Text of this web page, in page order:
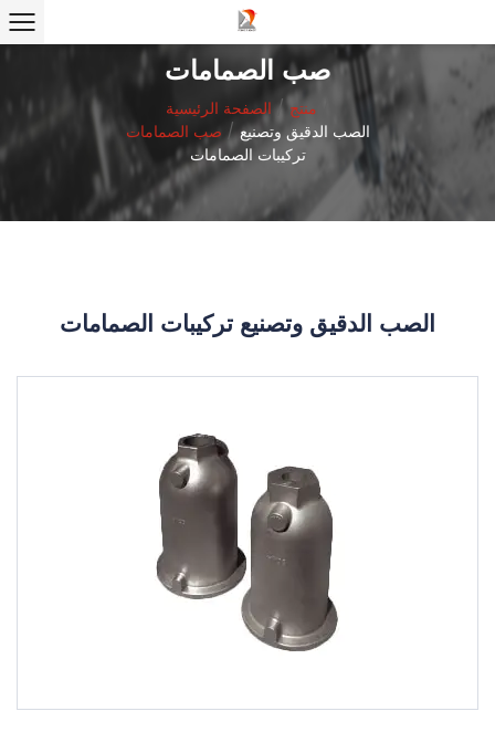
صب الصمامات
الصفحة الرئيسية/ منتج
صب الصمامات /الصب الدقيق وتصنيع
تركيبات الصمامات
الصب الدقيق وتصنيع تركيبات الصمامات